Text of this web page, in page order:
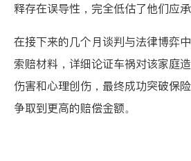
释存在误导性，完全低估了他们应承
在接下来的几个月谈判与法律博弈
索赔材料，详细论证车祸对该家庭
伤害和心理创伤，最终成功突破保
争取到更高的赔偿金额。